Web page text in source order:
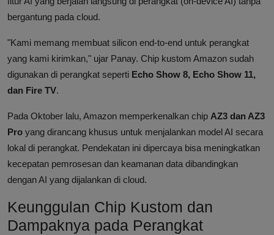
bergantung pada cloud.
"Kami memang membuat silicon end-to-end untuk perangkat
yang kami kirimkan," ujar Panay. Chip kustom Amazon sudah
digunakan di perangkat seperti Echo Show 8, Echo Show 11,
dan Fire TV.
Pada Oktober lalu, Amazon memperkenalkan chip AZ3 dan AZ3
Pro yang dirancang khusus untuk menjalankan model AI secara
lokal di perangkat. Pendekatan ini dipercaya bisa meningkatkan
kecepatan pemrosesan dan keamanan data dibandingkan
dengan AI yang dijalankan di cloud.
Keunggulan Chip Kustom dan
Dampaknya pada Perangkat